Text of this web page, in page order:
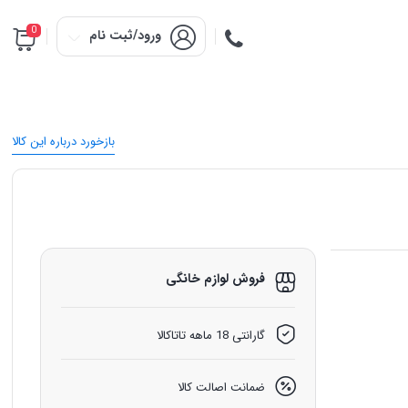
ورود/ثبت نام 0
بازخورد درباره این کالا
فروش لوازم خانگی
گارانتی 18 ماهه تاتاکالا
ضمانت اصالت کالا